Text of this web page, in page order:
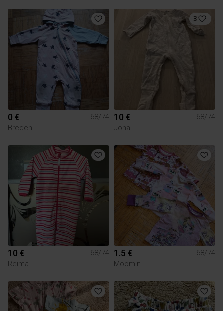
0 €
68/74
Breden
3
10 €
68/74
Joha
10 €
68/74
Reima
1.5 €
68/74
Moomin